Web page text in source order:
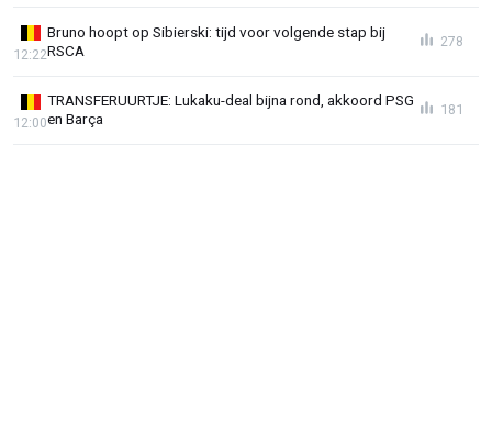
Bruno hoopt op Sibierski: tijd voor volgende stap bij
RSCA
12:22
278
TRANSFERUURTJE: Lukaku-deal bijna rond, akkoord PSG
en Barça
12:00
181